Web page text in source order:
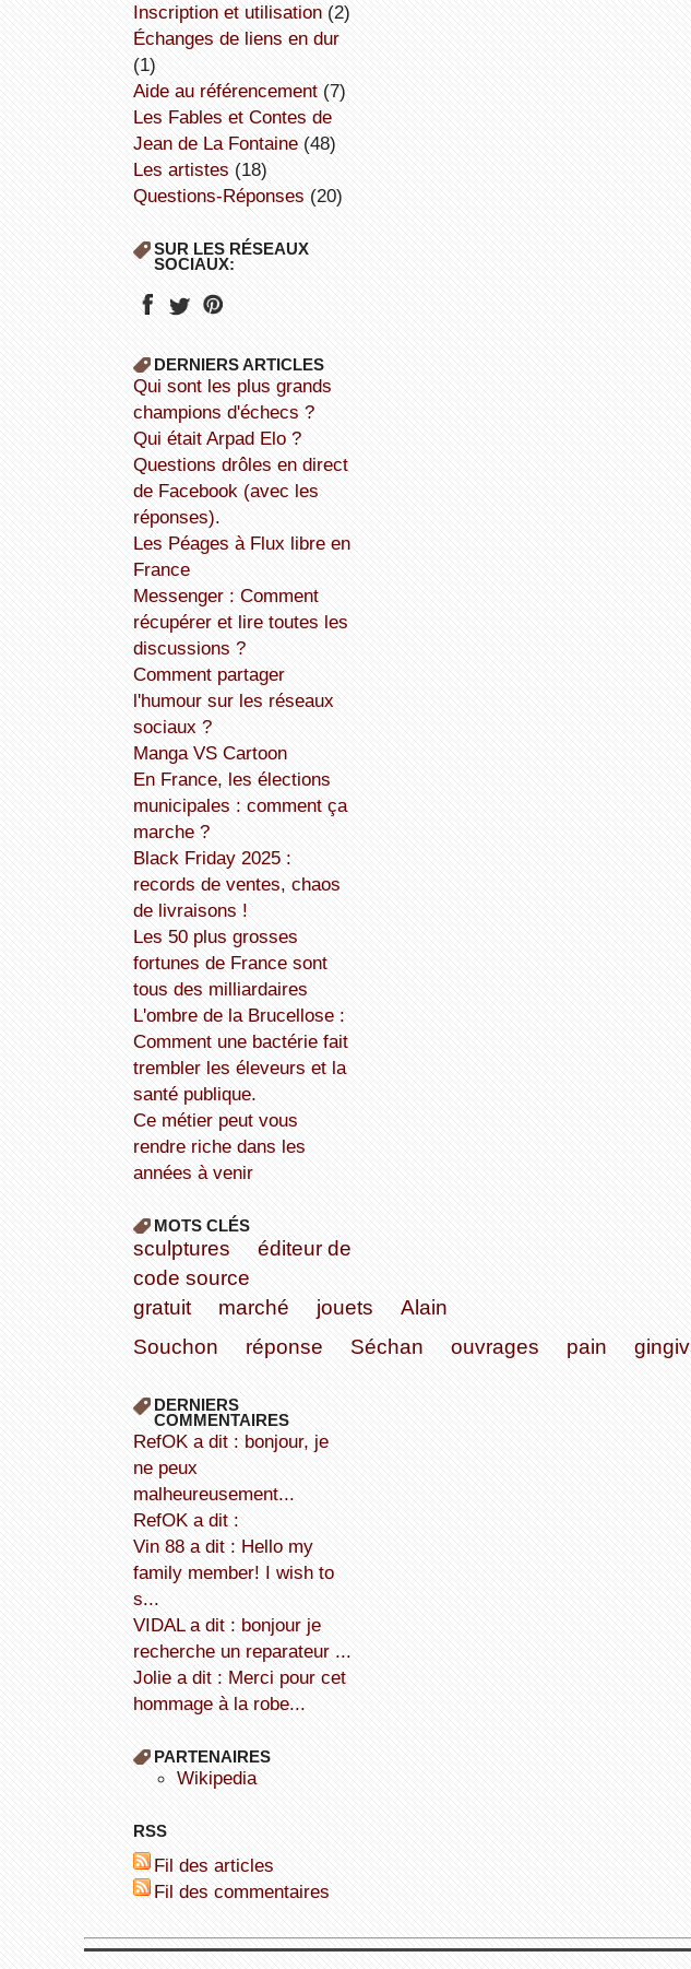
inscription et utilisation(2)
échanges de liens en dur
(1)
aide au référencement(7)
Les Fables et Contes de
Jean de La Fontaine(48)
Les artistes (18)
Questions-Réponses (20)
SUR LES RÉSEAUX
SOCIAUX:
DERNIERS ARTICLES
Qui sont les plus grands
champions d'échecs ?
Qui était Arpad Elo ?
Questions drôles en direct
de Facebook (avec les
réponses).
Les Péages à Flux libre en
France
Messenger : Comment
récupérer et lire toutes les
discussions ?
Comment partager
l'humour sur les réseaux
sociaux ?
Manga VS Cartoon
En France, les élections
municipales : comment ça
marche ?
Black Friday 2025 :
records de ventes, chaos
de livraisons !
Les 50 plus grosses
fortunes de France sont
tous des milliardaires
L'ombre de la Brucellose :
Comment une bactérie fait
trembler les éleveurs et la
santé publique.
Ce métier peut vous
rendre riche dans les
années à venir
MOTS CLÉS
sculptures
éditeur de
code source
gratuit
marché jouets
Alain
Souchon
réponse Séchan ouvrages pain
DERNIERS
COMMENTAIRES
refOK a dit : bonjour, je
ne peux
malheureusement...
refOK a dit :
Vin 88 a dit : Hello my
family member! I wish to
s...
VIDAL a dit : bonjour je
recherche un reparateur ...
Jolie a dit : Merci pour cet
hommage à la robe...
PARTENAIRES
wikipedia
RSS
Fil des articles
Fil des commentaires